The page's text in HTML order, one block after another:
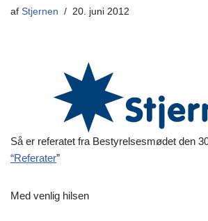
af Stjernen 20. juni 2012
Så er referatet fra Bestyrelsesmødet den
“Referater”
Med venlig hilsen